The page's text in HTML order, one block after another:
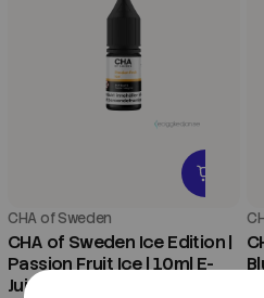
CHA of Sweden
CHA of Sweden Ice Edition |
Passion Fruit Ice | 10ml E-
Juice